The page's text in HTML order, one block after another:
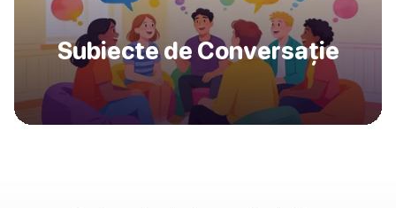
Subiecte de Conversație